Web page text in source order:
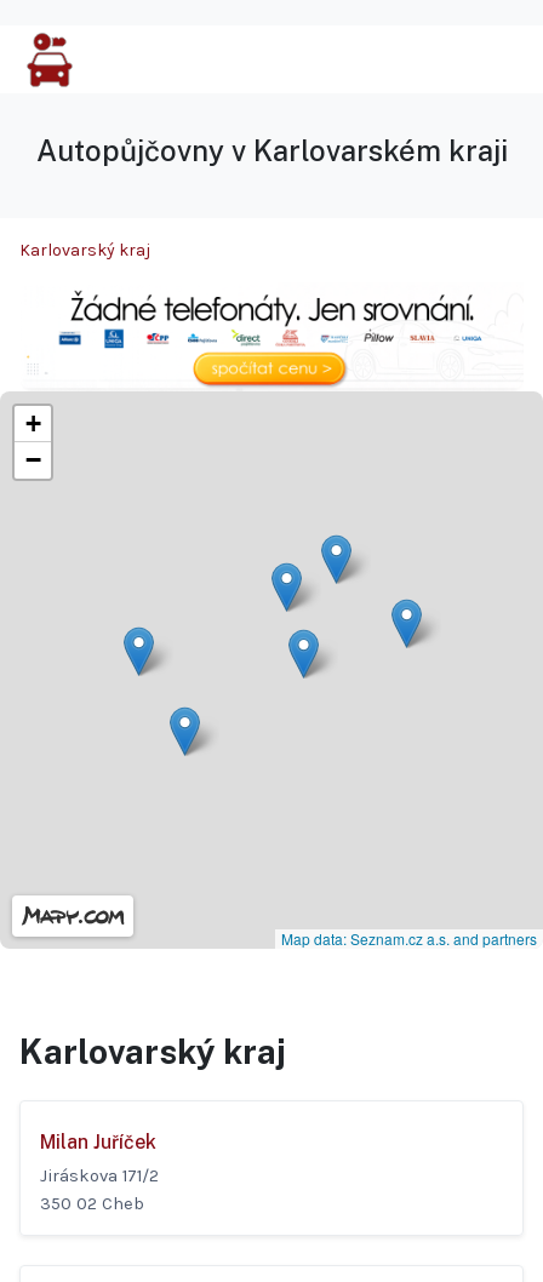
Autopůjčovny v Karlovarském kraji
Karlovarský kraj
+
−
Map data: Seznam.cz a.s. and partners
Karlovarský kraj
Milan Juříček
Jiráskova 171/2
350 02 Cheb